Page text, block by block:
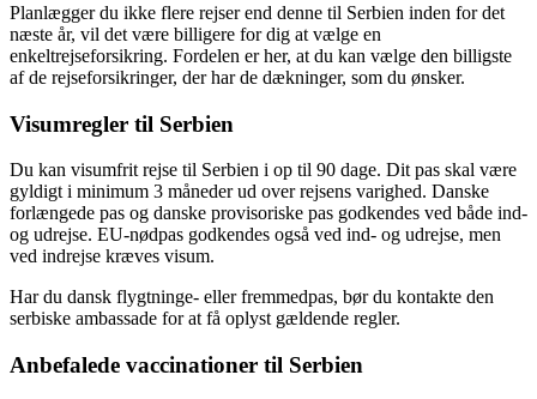
Planlægger du ikke flere rejser end denne til Serbien inden for det
næste år, vil det være billigere for dig at vælge en
enkeltrejseforsikring. Fordelen er her, at du kan vælge den billigste
af de rejseforsikringer, der har de dækninger, som du ønsker.
Visumregler til Serbien
Du kan visumfrit rejse til Serbien i op til 90 dage. Dit pas skal være
gyldigt i minimum 3 måneder ud over rejsens varighed. Danske
forlængede pas og danske provisoriske pas godkendes ved både ind-
og udrejse. EU-nødpas godkendes også ved ind- og udrejse, men
ved indrejse kræves visum.
Har du dansk flygtninge- eller fremmedpas, bør du kontakte den
serbiske ambassade for at få oplyst gældende regler.
Anbefalede vaccinationer til Serbien